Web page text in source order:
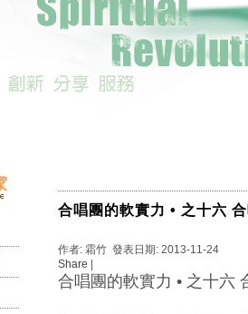
合唱團的軟實力 • 之十六
作者: 霜竹 發表日期: 2013-11-24
Share |
合唱團的軟實力 • 之十六